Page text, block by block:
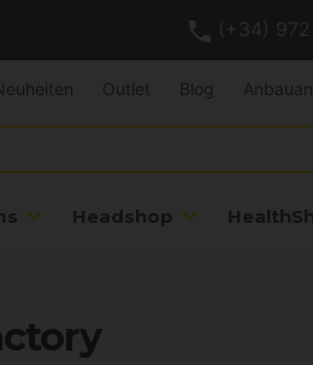
(+34)
Headshop
Outlet Blog